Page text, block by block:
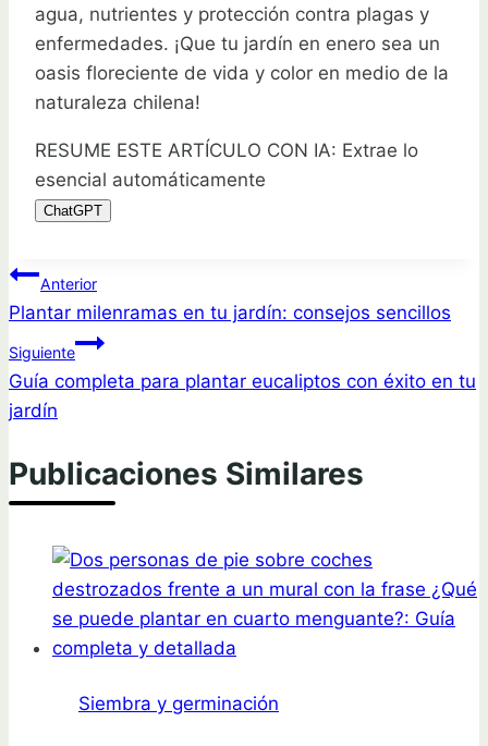
agua, nutrientes y protección contra plagas y
enfermedades. ¡Que tu jardín en enero sea un
oasis floreciente de vida y color en medio de la
naturaleza chilena!
RESUME ESTE ARTÍCULO CON IA: Extrae lo
esencial automáticamente
ChatGPT
Navegación
de
entradas
Anterior
Plantar milenramas en tu jardín: consejos sencillos
Siguiente
Guía completa para plantar eucaliptos con éxito en tu
jardín
Publicaciones Similares
Siembra y germinación